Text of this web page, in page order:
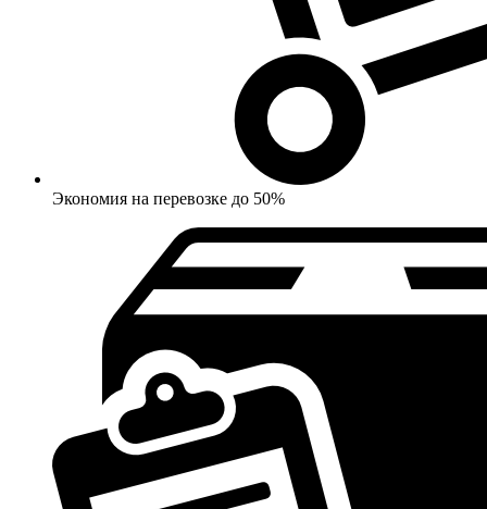
Экономия на перевозке до 50%